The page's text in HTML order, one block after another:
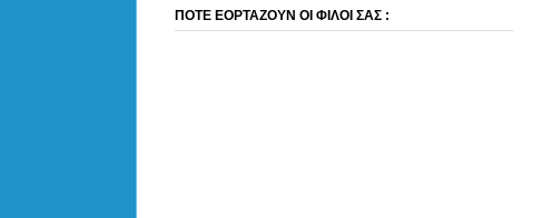
ΠΟΤΕ ΕΟΡΤΑΖΟΥΝ ΟΙ ΦΙΛΟΙ ΣΑΣ :